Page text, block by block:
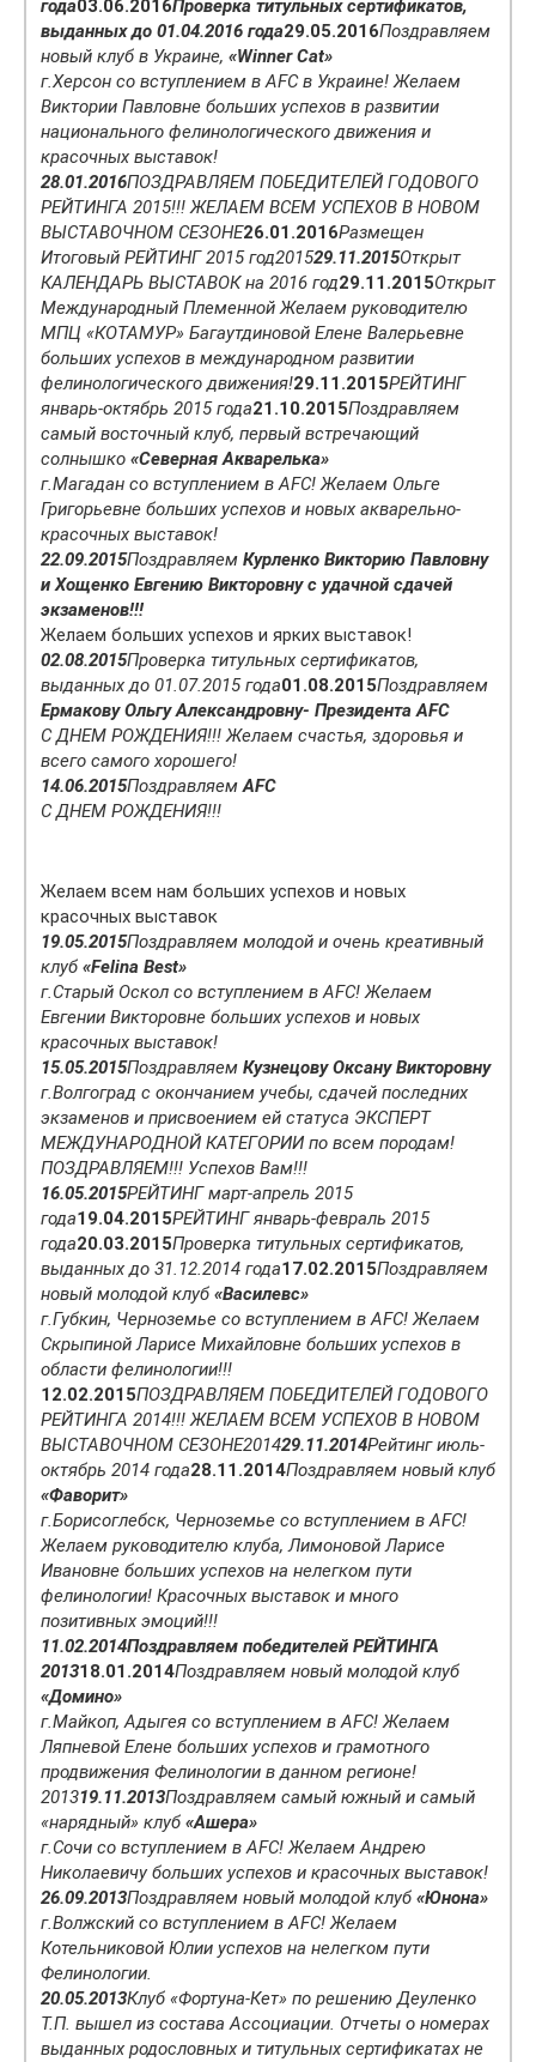
года03.06.2016Проверка титульных сертификатов,
выданных до 01.04.2016 года29.05.2016Поздравляем
новый клуб в Украине, «Winner Cat»
г.Херсон со вступлением в AFC в Украине! Желаем
Виктории Павловне больших успехов в развитии
национального фелинологического движения и
красочных выставок!
28.01.2016ПОЗДРАВЛЯЕМ ПОБЕДИТЕЛЕЙ ГОДОВОГО
РЕЙТИНГА 2015!!! ЖЕЛАЕМ ВСЕМ УСПЕХОВ В НОВОМ
ВЫСТАВОЧНОМ СЕЗОНЕ26.01.2016Размещен
Итоговый РЕЙТИНГ 2015 год201529.11.2015Открыт
КАЛЕНДАРЬ ВЫСТАВОК на 2016 год29.11.2015Открыт
Международный Племенной Желаем руководителю
МПЦ «КОТАМУР» Багаутдиновой Елене Валерьевне
больших успехов в международном развитии
фелинологического движения!29.11.2015РЕЙТИНГ
январь-октябрь 2015 года21.10.2015Поздравляем
cамый восточный клуб, первый встречающий
солнышко «Северная Акварелька»
г.Магадан со вступлением в AFC! Желаем Ольге
Григорьевне больших успехов и новых акварельно-
красочных выставок!
22.09.2015Поздравляем Курленко Викторию Павловну
и Хощенко Евгению Викторовну с удачной сдачей
экзаменов!!!
Желаем больших успехов и ярких выставок!
02.08.2015Проверка титульных сертификатов,
выданных до 01.07.2015 года01.08.2015Поздравляем
Ермакову Ольгу Александровну- Президента AFC
C ДНЕМ РОЖДЕНИЯ!!! Желаем счастья, здоровья и
всего самого хорошего!
14.06.2015ПоздравляемAFC
C ДНЕМ РОЖДЕНИЯ!!!
Желаем всем нам больших успехов и новых
красочных выставок
19.05.2015Поздравляем молодой и очень креативный
клуб «Felina Best»
г.Старый Оскол со вступлением в AFC! Желаем
Евгении Викторовне больших успехов и новых
красочных выставок!
15.05.2015Поздравляем Кузнецову Оксану Викторовну
г.Волгоград с окончанием учебы, сдачей последних
экзаменов и присвоением ей статуса ЭКСПЕРТ
МЕЖДУНАРОДНОЙ КАТЕГОРИИ по всем породам!
ПОЗДРАВЛЯЕМ!!! Успехов Вам!!!
16.05.2015РЕЙТИНГ март-апрель 2015
года19.04.2015РЕЙТИНГ январь-февраль 2015
года20.03.2015Проверка титульных сертификатов,
выданных до 31.12.2014 года17.02.2015Поздравляем
новый молодой клуб «Василевс»
г.Губкин, Черноземье со вступлением в AFC! Желаем
Скрыпиной Ларисе Михайловне больших успехов в
области фелинологии!!!
12.02.2015ПОЗДРАВЛЯЕМ ПОБЕДИТЕЛЕЙ ГОДОВОГО
РЕЙТИНГА 2014!!! ЖЕЛАЕМ ВСЕМ УСПЕХОВ В НОВОМ
ВЫСТАВОЧНОМ СЕЗОНЕ201429.11.2014Рейтинг июль-
октябрь 2014 года28.11.2014Поздравляем новый клуб
«Фаворит»
г.Борисоглебск, Черноземье со вступлением в AFC!
Желаем руководителю клуба, Лимоновой Ларисе
Ивановне больших успехов на нелегком пути
фелинологии! Красочных выставок и много
позитивных эмоций!!!
11.02.2014Поздравляем победителей РЕЙТИНГА
201318.01.2014Поздравляем новый молодой клуб
«Домино»
г.Майкоп, Адыгея cо вступлением в AFC! Желаем
Ляпневой Елене больших успехов и грамотного
продвижения Фелинологии в данном регионе!
201319.11.2013Поздравляем самый южный и самый
«нарядный» клуб «Ашера»
г.Сочи со вступлением в AFC! Желаем Андрею
Николаевичу больших успехов и красочных выставок!
26.09.2013Поздравляем новый молодой клуб «Юнона»
г.Волжский со вступлением в AFC! Желаем
Котельниковой Юлии успехов на нелегком пути
Фелинологии.
20.05.2013Клуб «Фортуна-Кет» по решению Деуленко
Т.П. вышел из состава Ассоциации. Отчеты о номерах
выданных родословных и титульных сертификатах не